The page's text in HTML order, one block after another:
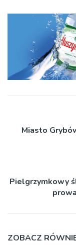
Miasto
Pielgrzymkowy
ZOBACZ